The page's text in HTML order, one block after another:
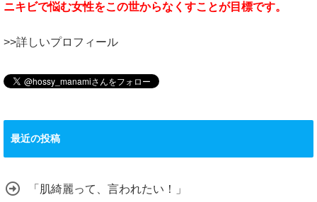
ニキビで悩む女性をこの世からなくすことが目標です。
>>詳しいプロフィール
最近の投稿
「肌綺麗って、言われたい！」